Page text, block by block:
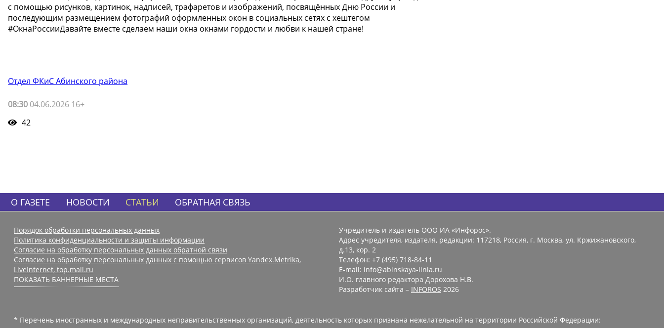
с помощью рисунков, картинок, надписей, трафаретов и изображений, посвящённых Дню России и
последующим размещением фотографий оформленных окон в социальных сетях с хештегом
#ОкнаРоссииДавайте вместе сделаем наши окна окнами гордости и любви к нашей стране!
Отдел ФКиС Абинского района
08:30 04.06.2026 16+
42
О ГАЗЕТЕ НОВОСТИ СТАТЬИ ОБРАТНАЯ СВЯЗЬ
Порядок обработки персональных данных
Политика конфиденциальности и защиты информации
Согласие на обработку персональных данных обратной связи
Согласие на обработку персональных данных с помощью сервисов Yandex.Metrika,
LiveInternet, top.mail.ru
ПОКАЗАТЬ БАННЕРНЫЕ МЕСТА
Учредитель и издатель ООО ИА «Инфорос».
Адрес учредителя, издателя, редакции: 117218, Россия, г. Москва, ул. Кржижановского,
д.13, кор. 2
Телефон: +7 (495) 718-84-11
E-mail: info@abinskaya-linia.ru
И.О. главного редактора Дорохова Н.В.
Разработчик сайта – INFOROS 2026
* Перечень иностранных и международных неправительственных организаций, деятельность которых признана нежелательной на территории Российской Федерации: